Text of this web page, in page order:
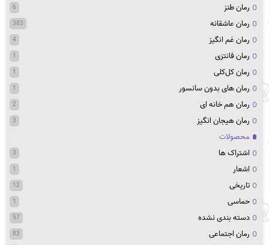
رمان طنز 6
رمان عاشقانه 383
رمان غم انگیز 4
رمان فانتزی 1
رمان کل‌کلی 1
رمان های بدون سانسور 1
رمان هم خانه ای 2
رمان هیجان انگیز 3
محصولات
اشتراک ها
3
اشعار 1
تاریخی 12
حماسی 1
دسته بندی نشده 57
رمان اجتماعی 83